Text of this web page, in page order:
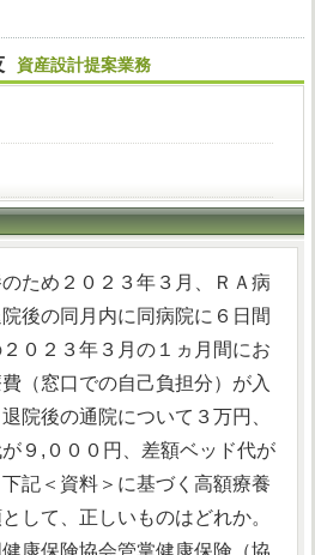
資産設計提案業務
ため２０２３年３月、ＲＡ病
後の同月内に同病院に６日間
０２３年３月の１ヵ月間にお
（窓口での自己負担分）が入
院後の通院について３万円、
９,０００円、差額ベッド代が
記＜資料＞に基づく高額療養
して、正しいものはどれか。
康保険協会管掌健康保険（協